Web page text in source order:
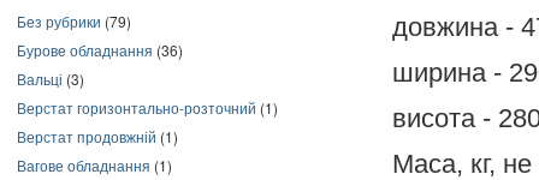
Без рубрики (79)
Бурове обладнання (36)
Вальці (3)
Верстат горизонтально-розточний (1)
Верстат продовжній (1)
Вагове обладнання (1)
довжина -
ширина -
висота -
Маса, кг,